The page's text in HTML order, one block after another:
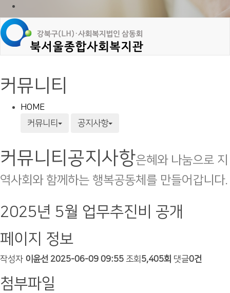
커뮤니티
HOME
커뮤니티
공지사항
커뮤니티 공지사항은혜와 나눔으로 지
역사회와 함께하는 행복공동체를 만들어갑니다.
2025년 5월 업무추진비 공개
페이지 정보
작성자 이윤선 2025-06-09 09:55 조회 5,405회 댓글0건
첨부파일